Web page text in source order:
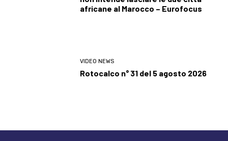
africane al Marocco – Eurofocus
VIDEO NEWS
Rotocalco n° 31 del 5 agosto 2026